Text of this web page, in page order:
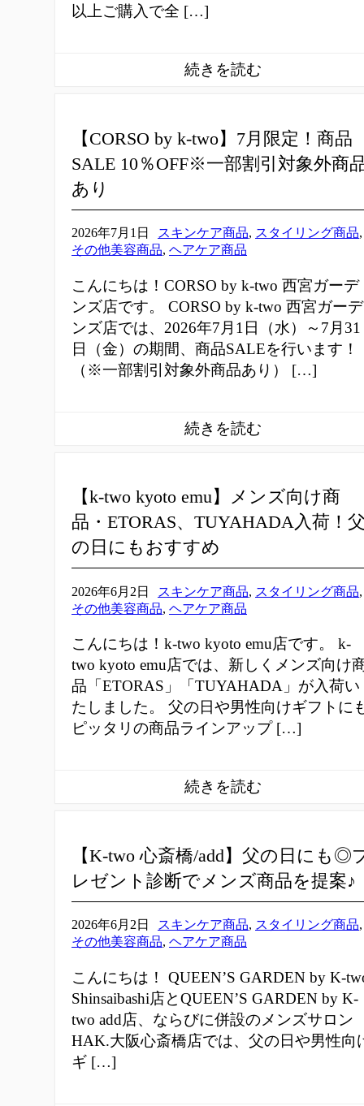
以上ご購入で全 […]
【CORSO by k-two】7月限定！商品
SALE 10％OFF※一部割引対象外商
あり
2026年7月1日 スキンケア商品, スタイリング商品,
その他美容商品, ヘアケア商品
こんにちは！CORSO by k-two 西宮ガーデ
ンズ店です。 CORSO by k-two 西宮ガーデ
ンズ店では、2026年7月1日（水）～7月31
日（金）の期間、商品SALEを行います！
（※一部割引対象外商品あり） […]
【k-two kyoto emu】メンズ向け商
品・ETORAS、TUYAHADA入荷！
の日にもおすすめ
2026年6月2日 スキンケア商品, スタイリング商品,
その他美容商品, ヘアケア商品
こんにちは！k-two kyoto emu店です。 k-
two kyoto emu店では、新しくメンズ向け
品「ETORAS」「TUYAHADA」が入荷い
たしました。 父の日や男性向けギフトに
ピッタリの商品ラインアップ […]
【K-two 心斎橋/add】父の日にも◎
レゼント診断でメンズ商品を提案♪
2026年6月2日 スキンケア商品, スタイリング商品,
その他美容商品, ヘアケア商品
こんにちは！ QUEEN’S GARDEN by K-
Shinsaibashi店とQUEEN’S GARDEN by K-
two add店、ならびに併設のメンズサロン
HAK.大阪心斎橋店では、父の日や男性向
ギ […]